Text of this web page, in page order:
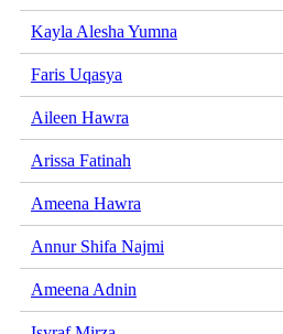
Kayla Alesha Yumna
Faris Uqasya
Aileen Hawra
Arissa Fatinah
Ameena Hawra
Annur Shifa Najmi
Ameena Adnin